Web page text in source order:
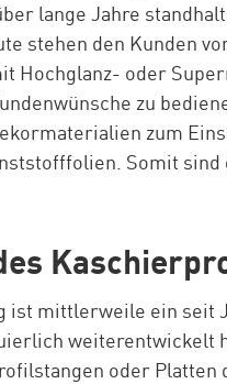
lange Jahre
stehen den Kunden
Hochglanz- oder
zu
zum
Somit
ist mittlerweile ein seit
weiterentwickelt
oder